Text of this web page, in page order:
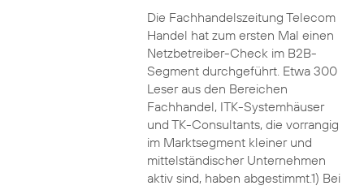
Die Fachhandelszeitung Telecom
Handel hat zum ersten Mal einen
Netzbetreiber-Check im B2B-
Segment durchgeführt. Etwa 300
Leser aus den Bereichen
Fachhandel, ITK-Systemhäuser
und TK-Consultants, die vorrangig
im Marktsegment kleiner und
mittelständischer Unternehmen
aktiv sind, haben abgestimmt.1) Bei